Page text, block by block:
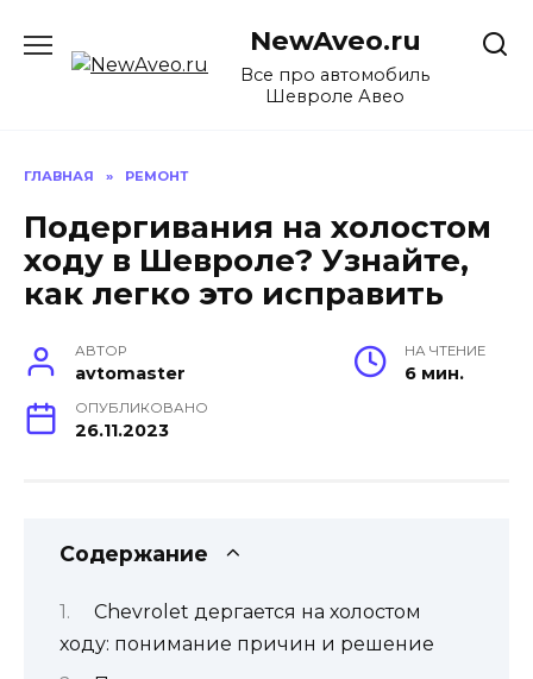
содержанию
NewAveo.ru
Все про автомобиль
Шевроле Авео
ГЛАВНАЯ » РЕМОНТ
Подергивания на холостом
ходу в Шевроле? Узнайте,
как легко это исправить
АВТОР
avtomaster
НА ЧТЕНИЕ
6 мин.
ОПУБЛИКОВАНО
26.11.2023
Содержание
Chevrolet дергается на холостом
ходу: понимание причин и решение